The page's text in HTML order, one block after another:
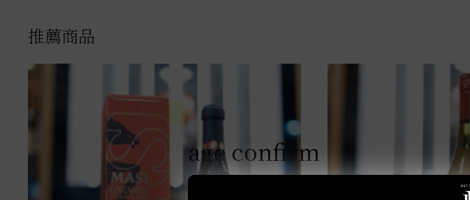
推薦商品
age confirm